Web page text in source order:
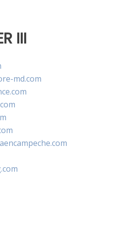
III
md.com